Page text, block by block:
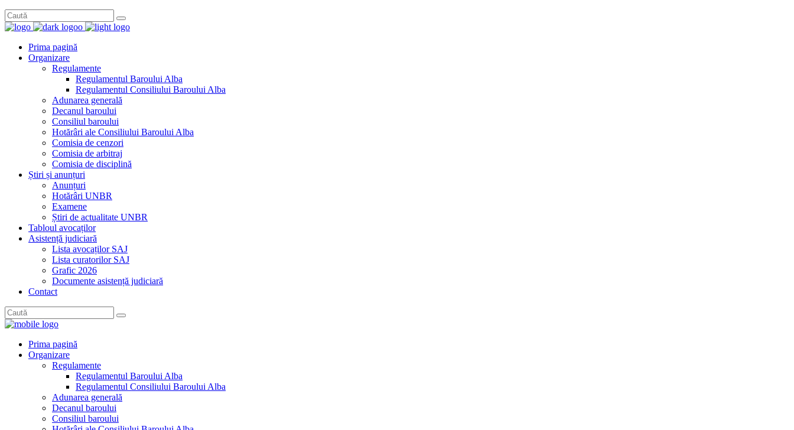
Prima pagină
Organizare
Regulamente
Regulamentul Baroului Alba
Regulamentul Consiliului Baroului Alba
Adunarea generală
Decanul baroului
Consiliul baroului
Hotărâri ale Consiliului Baroului Alba
Comisia de cenzori
Comisia de arbitraj
Comisia de disciplină
Știri și anunțuri
Anunțuri
Hotărâri UNBR
Examene
Știri de actualitate UNBR
Tabloul avocaților
Asistență judiciară
Lista avocaților SAJ
Lista curatorilor SAJ
Grafic 2026
Documente asistență judiciară
Contact
Prima pagină
Organizare
Regulamente
Regulamentul Baroului Alba
Regulamentul Consiliului Baroului Alba
Adunarea generală
Decanul baroului
Consiliul baroului